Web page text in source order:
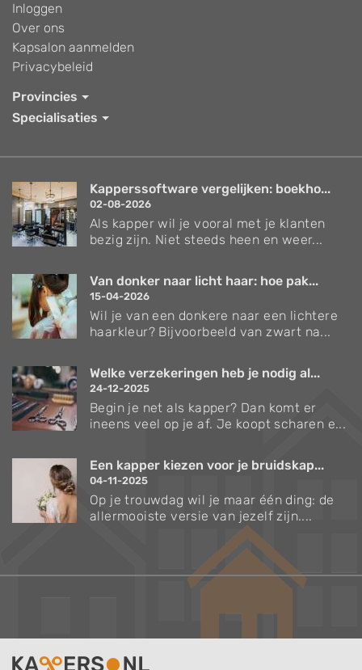
Inloggen
Over ons
Kapsalon aanmelden
Privacybeleid
Provincies
Specialisaties
Kapperssoftware vergelijken: boekho...
02-08-2026
Als kapper wil je vooral met je klanten
bezig zijn. Niet steeds heen en weer...
Van donker naar licht haar: hoe pak...
15-04-2026
Wil je van een donkere naar een lichtere
haarkleur? Bijvoorbeeld van zwart na...
Welke verzekeringen heb je nodig al...
24-12-2025
Begin je net als kapper? Dan komt er
ineens veel op je af. Je koopt scharen e...
Een kapper kiezen voor je bruidskap...
04-11-2025
Op je trouwdag wil je maar één ding: de
allermooiste versie van jezelf zijn....